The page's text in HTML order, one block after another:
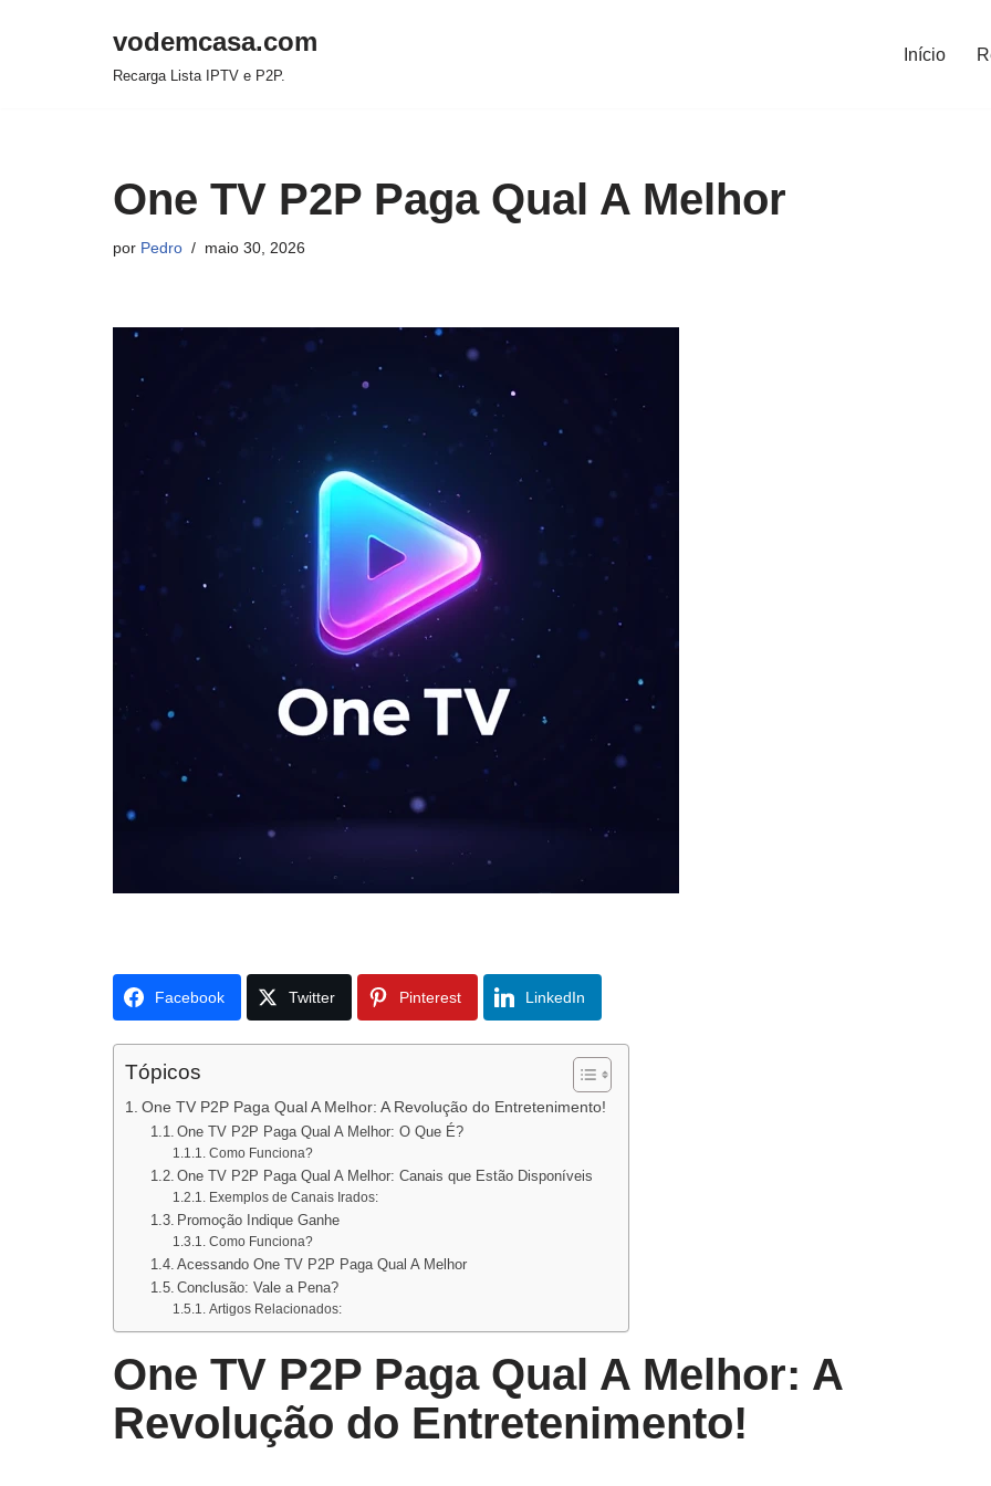
vodemcasa.com
Recarga Lista IPTV e P2P.
Início
One TV P2P Paga Qual A Melhor
por Pedro maio 30, 2026
Facebook Twitter Pinterest LinkedIn
Tópicos
One TV P2P Paga Qual A Melhor: A Revolução do Entretenimento!
One TV P2P Paga Qual A Melhor: O Que É?
Como Funciona?
One TV P2P Paga Qual A Melhor: Canais que Estão Disponíveis
Exemplos de Canais Irados:
Promoção Indique Ganhe
Como Funciona?
Acessando One TV P2P Paga Qual A Melhor
Conclusão: Vale a Pena?
Artigos Relacionados:
One TV P2P Paga Qual A Melhor: A
Revolução do Entretenimento!